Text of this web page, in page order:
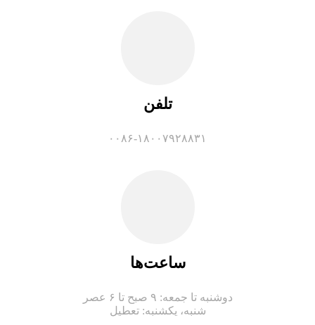
تلفن
۰۰۸۶-۱۸۰۰۷۹۲۸۸۳۱
ساعت‌ها
دوشنبه تا جمعه: ۹ صبح تا ۶ عصر
شنبه، یکشنبه: تعطیل